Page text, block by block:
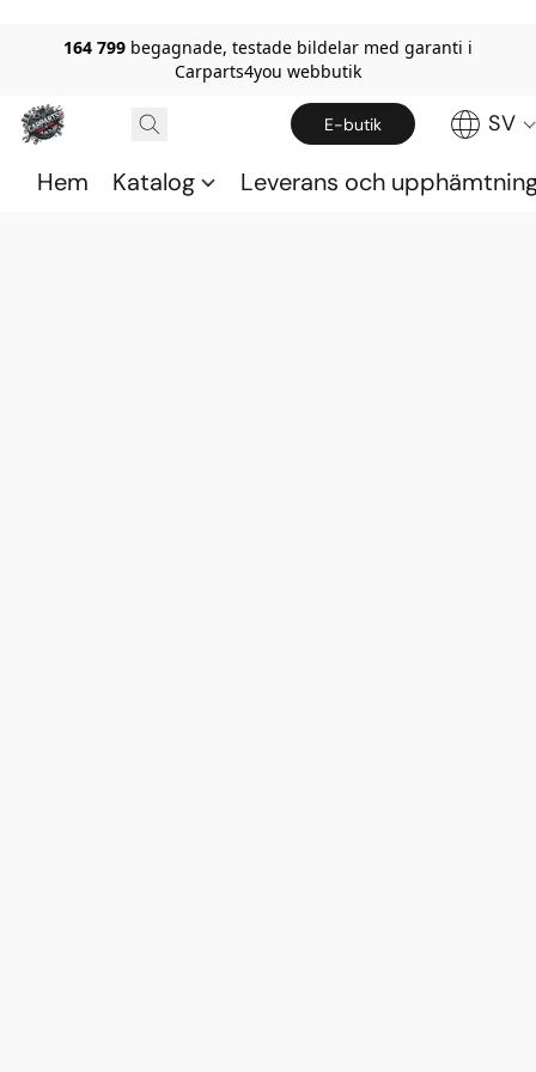
164 799 begagnade, testade bildelar med garanti i
Carparts4you webbutik
E-butik SV
Hem Katalog Leverans och